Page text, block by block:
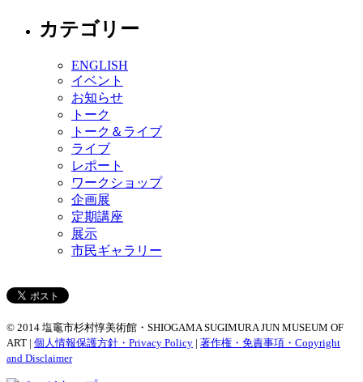
カテゴリー
ENGLISH
イベント
お知らせ
トーク
トーク＆ライブ
ライブ
レポート
ワークショップ
企画展
定期講座
展示
市民ギャラリー
© 2014 塩竈市杉村惇美術館・SHIOGAMA SUGIMURA JUN MUSEUM OF
ART | 個人情報保護方針・Privacy Policy | 著作権・免責事項・Copyright
and Disclaimer